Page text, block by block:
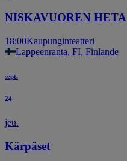
NISKAVUOREN HETA
18:00Kaupunginteatteri
Lappeenranta, FI, Finlande
sept.
24
jeu.
Kärpäset